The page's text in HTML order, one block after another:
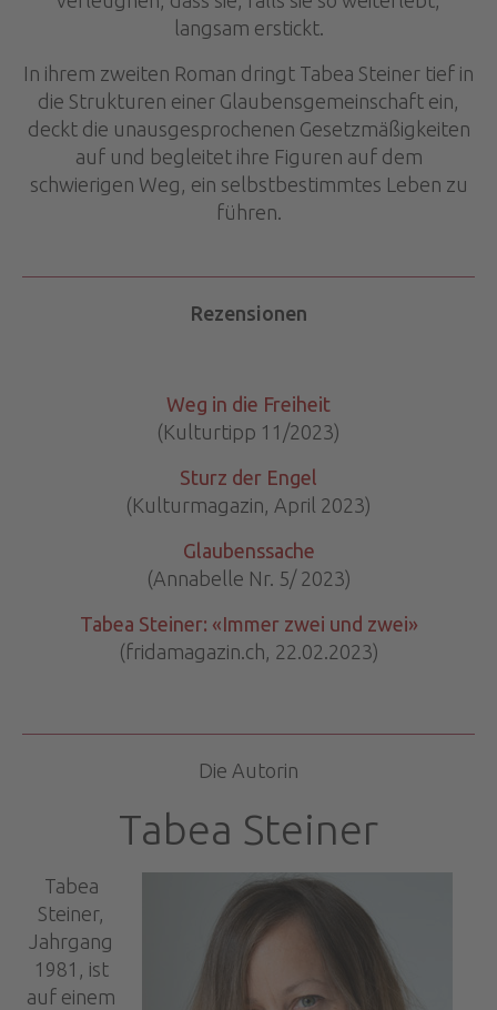
langsam erstickt.
In ihrem zweiten Roman dringt Tabea Steiner tief in
die Strukturen einer Glaubensgemeinschaft ein,
deckt die unausgesprochenen Gesetzmäßigkeiten
auf und begleitet ihre Figuren auf dem
schwierigen Weg, ein selbstbestimmtes Leben zu
führen.
Rezensionen
Weg in die Freiheit
(Kulturtipp 11/2023)
Sturz der Engel
(Kulturmagazin, April 2023)
Glaubenssache
(Annabelle Nr. 5/ 2023)
Tabea Steiner: «Immer zwei und zwei»
(fridamagazin.ch, 22.02.2023)
Die Autorin
Tabea Steiner
Tabea
Steiner,
Jahrgang
1981, ist
auf einem